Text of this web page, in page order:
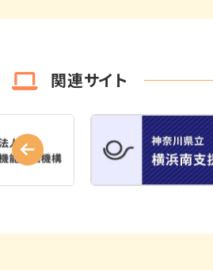
関連サイト